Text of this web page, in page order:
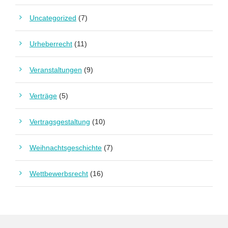
Uncategorized (7)
Urheberrecht (11)
Veranstaltungen (9)
Verträge (5)
Vertragsgestaltung (10)
Weihnachtsgeschichte (7)
Wettbewerbsrecht (16)